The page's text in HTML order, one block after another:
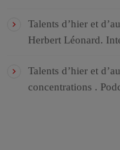
Talents d’hier et
Herbert Léonard.
Talents d’hier et
concentrations .